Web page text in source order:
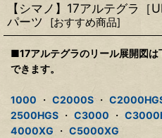
【シマノ】17アルテグラ［
パーツ
[おすすめ商品]
■17アルテグラのリール展開図
できます。
1000 ・ C2000S・
2500HGS ・ C3000 ・
4000XG ・ C5000XG